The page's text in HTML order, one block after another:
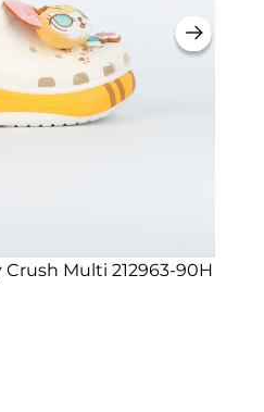
Multi 212963-90H